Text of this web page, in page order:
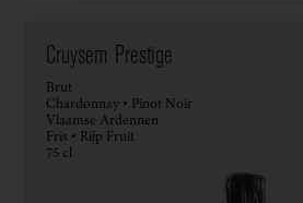
Cruysem Prestige
Brut
Chardonnay • Pinot Noir
Vlaamse Ardennen
Fris • Rijp Fruit
75 cl